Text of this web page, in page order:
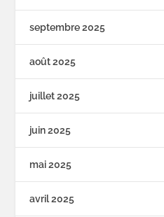
septembre 2025
août 2025
juillet 2025
juin 2025
mai 2025
avril 2025